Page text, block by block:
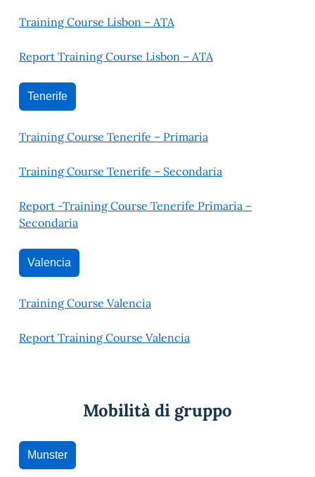
Training Course Lisbon – ATA
Report Training Course Lisbon – ATA
Tenerife
Training Course Tenerife – Primaria
Training Course Tenerife – Secondaria
Report -Training Course Tenerife Primaria –
Secondaria
Valencia
Training Course Valencia
Report Training Course Valencia
Mobilità di gruppo
Munster